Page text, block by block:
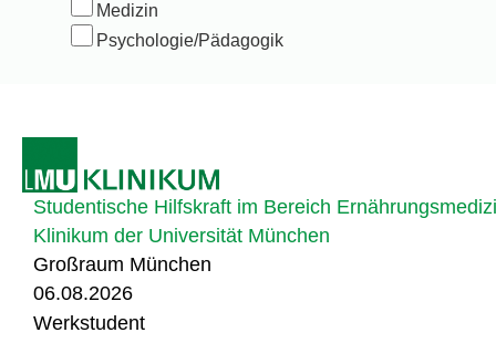
Medizin
Psychologie/Pädagogik
Studentische Hilfskraft im Bereich
Klinikum der Universität München
Großraum München
06.08.2026
Werkstudent